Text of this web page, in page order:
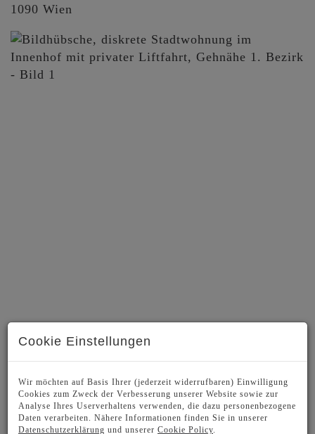
1090 Wien
BESCHREIBUNG
Die moderne, helle Wohnung bietet auf ca. 102 m²
Cookie Einstellungen
Wir möchten auf Basis Ihrer (jederzeit widerrufbaren) Einwilligung
Cookies zum Zweck der Verbesserung unserer Website sowie zur
Analyse Ihres Userverhaltens verwenden, die dazu personenbezogene
Daten verarbeiten. Nähere Informationen finden Sie in unserer
Datenschutzerklärung und unserer Cookie Policy